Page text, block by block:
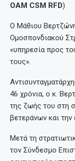
OAM CSM RFD)
Ο Μάθιου
Ομοσπονδιακού
«υπηρεσία προς
τους».
46 χρόνια, ο κ.
της ζωής του στη
βετεράνων και την
Μετά τη
τον Σύνδεσμο